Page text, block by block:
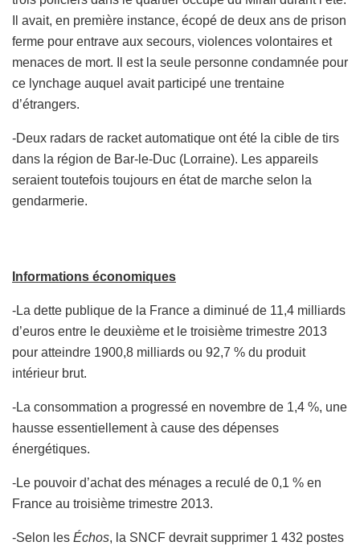
Il avait, en première instance, écopé de deux ans de prison
ferme pour entrave aux secours, violences volontaires et
menaces de mort. Il est la seule personne condamnée pour
ce lynchage auquel avait participé une trentaine
d’étrangers.
-Deux radars de racket automatique ont été la cible de tirs
dans la région de Bar-le-Duc (Lorraine). Les appareils
seraient toutefois toujours en état de marche selon la
gendarmerie.
Informations économiques
-La dette publique de la France a diminué de 11,4 milliards
d’euros entre le deuxième et le troisième trimestre 2013
pour atteindre 1900,8 milliards ou 92,7 % du produit
intérieur brut.
-La consommation a progressé en novembre de 1,4 %, une
hausse essentiellement à cause des dépenses
énergétiques.
-Le pouvoir d’achat des ménages a reculé de 0,1 % en
France au troisième trimestre 2013.
-Selon les Échos, la SNCF devrait supprimer 1 432 postes